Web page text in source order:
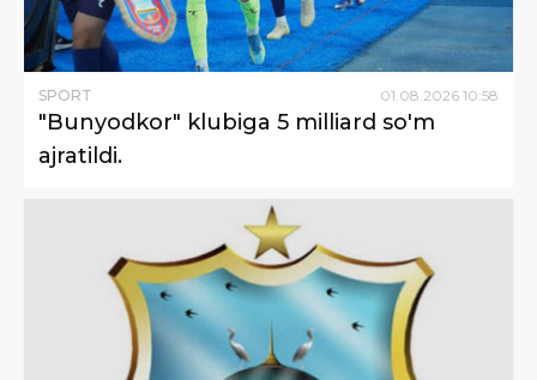
SPORT 01.08.2026 10:58
"Bunyodkor" klubiga 5 milliard so'm
ajratildi.